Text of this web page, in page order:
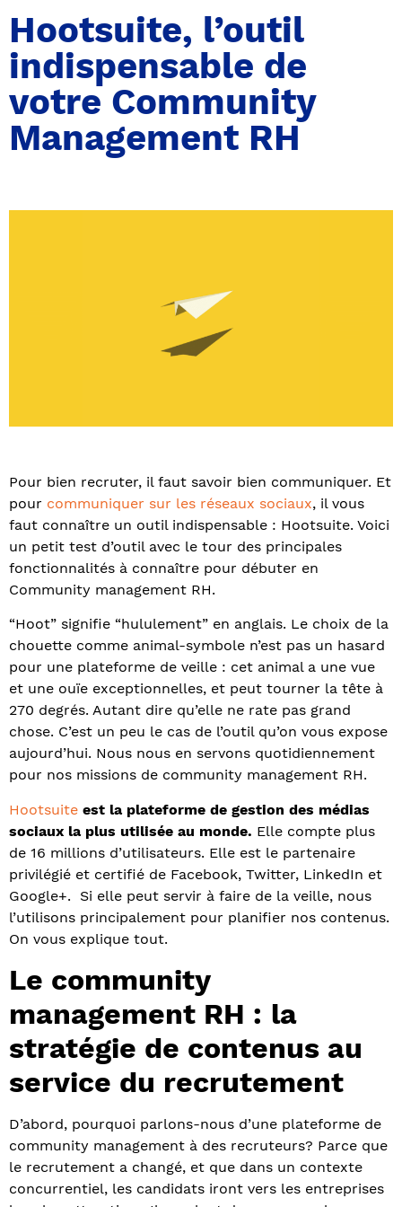
Hootsuite, l’outil
indispensable de
votre Community
Management RH
Pour bien recruter, il faut savoir bien communiquer. Et
pour communiquer sur les réseaux sociaux, il vous
faut connaître un outil indispensable : Hootsuite. Voici
un petit test d’outil avec le tour des principales
fonctionnalités à connaître pour débuter en
Community management RH.
“Hoot” signifie “hululement” en anglais. Le choix de la
chouette comme animal-symbole n’est pas un hasard
pour une plateforme de veille : cet animal a une vue
et une ouïe exceptionnelles, et peut tourner la tête à
270 degrés. Autant dire qu’elle ne rate pas grand
chose. C’est un peu le cas de l’outil qu’on vous expose
aujourd’hui. Nous nous en servons quotidiennement
pour nos missions de community management RH.
Hootsuite est la plateforme de gestion des médias
sociaux la plus utilisée au monde. Elle compte plus
de 16 millions d’utilisateurs. Elle est le partenaire
privilégié et certifié de Facebook, Twitter, LinkedIn et
Google+. Si elle peut servir à faire de la veille, nous
l’utilisons principalement pour planifier nos contenus.
On vous explique tout.
Le community
management RH : la
stratégie de contenus au
service du recrutement
D’abord, pourquoi parlons-nous d’une plateforme de
community management à des recruteurs? Parce que
le recrutement a changé, et que dans un contexte
concurrentiel, les candidats iront vers les entreprises